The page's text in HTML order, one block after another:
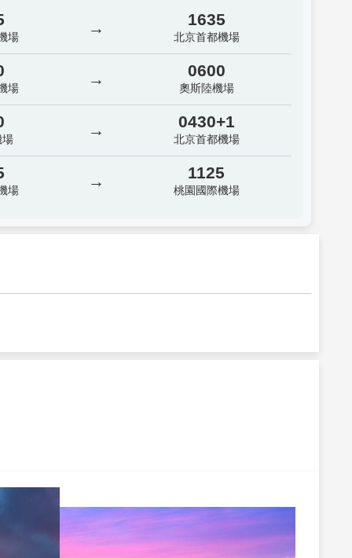
場 → 1635
北京首都機場
場 → 0600
奧斯陸機場
→ 0430+1
北京首都機場
場 → 1125
桃園國際機場